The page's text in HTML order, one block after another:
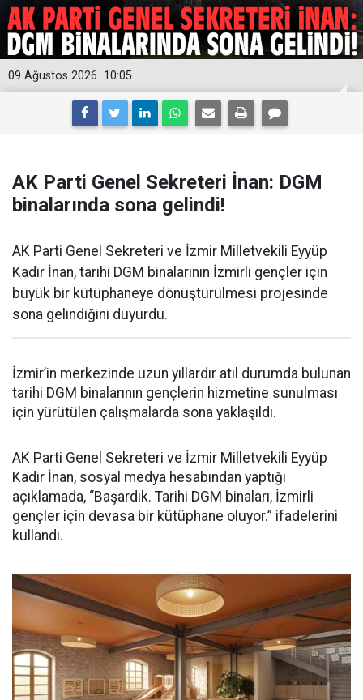
10:05
09 Ağustos 2026
AK Parti Genel Sekreteri İnan: DGM
binalarında sona gelindi!
AK Parti Genel Sekreteri ve İzmir Milletvekili Eyyüp
Kadir İnan, tarihi DGM binalarının İzmirli gençler için
büyük bir kütüphaneye dönüştürülmesi projesinde
sona gelindiğini duyurdu.
İzmir’in merkezinde uzun yıllardır atıl durumda bulunan
tarihi DGM binalarının gençlerin hizmetine sunulması
için yürütülen çalışmalarda sona yaklaşıldı.
AK Parti Genel Sekreteri ve İzmir Milletvekili Eyyüp
Kadir İnan, sosyal medya hesabından yaptığı
açıklamada, “Başardık. Tarihi DGM binaları, İzmirli
gençler için devasa bir kütüphane oluyor.” ifadelerini
kullandı.